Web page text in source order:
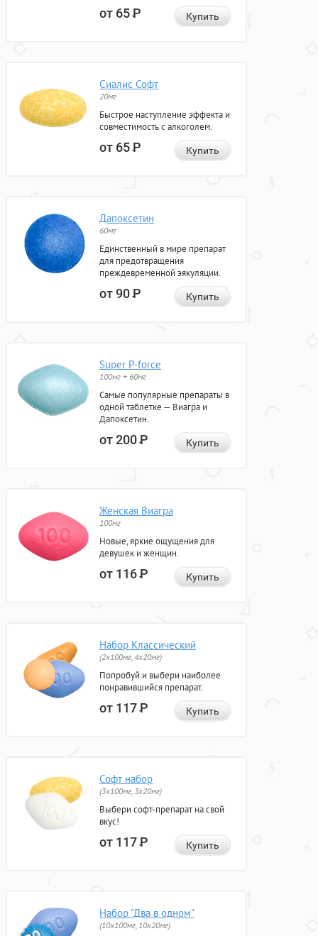
от 65Р Купить
Сиалис Софт
20мг
Быстрое наступление эффекта и
совместимость с алкоголем.
от 65Р Купить
Дапоксетин
60мг
Единственный в мире препарат
для предотвращения
преждевременной эякуляции.
от 90Р Купить
Super P-force
100мг + 60мг
Самые популярные препараты в
одной таблетке — Виагра и
Дапоксетин.
от 200Р Купить
Женская Виагра
100мг
Новые, яркие ощущения для
девушек и женщин.
от 116Р Купить
Набор Классический
(2x100мг, 4x20мг)
Попробуй и выбери наиболее
понравившийся препарат.
от 117Р Купить
Софт набор
(3x100мг, 3x20мг)
Выбери софт-препарат на свой
вкус!
от 117Р Купить
Набор "Два в одном"
(10x100мг, 10x20мг)